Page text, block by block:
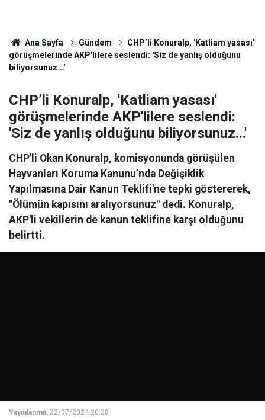
Ana Sayfa Gündem
CHP’li Konuralp, 'Katliam yasası'
görüşmelerinde AKP'lilere seslendi: 'Siz de yanlış olduğunu
biliyorsunuz...'
CHP’li Konuralp, 'Katliam yasası'
görüşmelerinde AKP'lilere seslendi:
'Siz de yanlış olduğunu biliyorsunuz...'
CHP'li Okan Konuralp, komisyonunda görüşülen
Hayvanları Koruma Kanunu’nda Değişiklik
Yapılmasına Dair Kanun Teklifi'ne tepki göstererek,
"Ölümün kapısını aralıyorsunuz" dedi. Konuralp,
AKP'li vekillerin de kanun teklifine karşı olduğunu
belirtti.
Yayınlanma: 22/07/2024 20:28